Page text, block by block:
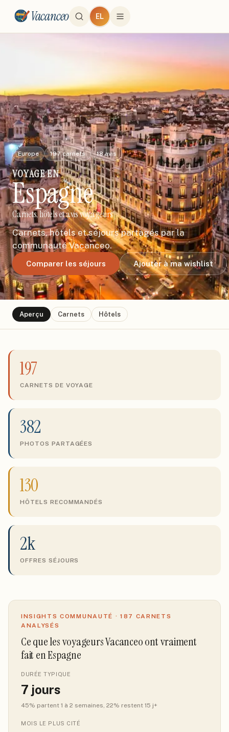
Vacanceo EL
Europe 197carnets 18avis
VOYAGEEN
Espagne
Carnets, hôtels et avis voyageurs
Carnets, hôtels et séjours partagés par la
communauté Vacanceo.
Comparer les séjours Ajouter à ma wishlist
Aperçu Carnets Hôtels
197
CARNETS DE VOYAGE
382
PHOTOS PARTAGÉES
130
HÔTELS RECOMMANDÉS
2k
OFFRES SÉJOURS
INSIGHTS COMMUNAUTÉ · 187 CARNETS
ANALYSÉS
Ce que les voyageurs Vacanceo ont vraiment
fait en Espagne
DURÉE TYPIQUE
7 jours
45% partent 1 à 2 semaines, 22% restent 15 j+
MOIS LE PLUS CITÉ